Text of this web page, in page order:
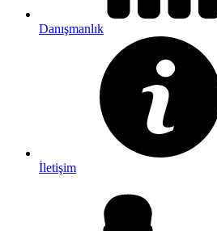
Danışmanlık
İletişim